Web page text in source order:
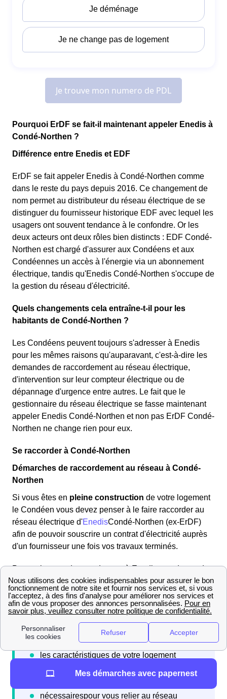
Pourquoi ErDF se fait-il maintenant appeler Enedis à
Condé-Northen ?
Différence entre Enedis et EDF
ErDF se fait appeler Enedis à Condé-Northen comme
dans le reste du pays depuis 2016. Ce changement de
nom permet au distributeur du réseau électrique de se
distinguer du fournisseur historique EDF avec lequel les
usagers ont souvent tendance à le confondre. Or les
deux acteurs ont deux rôles bien distincts : EDF Condé-
Northen est chargé d'assurer aux Condéens et aux
Condéennes un accès à l'énergie via un abonnement
électrique, tandis qu'Enedis Condé-Northen s'occupe de
la gestion du réseau d'électricité.
Quels changements cela entraîne-t-il pour les
habitants de Condé-Northen ?
Les Condéens peuvent toujours s'adresser à Enedis
pour les mêmes raisons qu'auparavant, c'est-à-dire les
demandes de raccordement au réseau électrique,
d'intervention sur leur compteur électrique ou de
dépannage d'urgence entre autres. Le fait que le
gestionnaire du réseau électrique se fasse maintenant
appeler Enedis Condé-Northen et non pas ErDF Condé-
Northen ne change rien pour eux.
Se raccorder à Condé-Northen
Démarches de raccordement au réseau à Condé-
Northen
Si vous êtes en pleine construction de votre logement
le Condéen vous devez penser à le faire raccorder au
réseau électrique d'EnedisCondé-Northen (ex-ErDF)
afin de pouvoir souscrire un contrat d'électricité auprès
d'un fournisseur une fois vos travaux terminés.
Pour cela vous devez adresser à Enedis une demande
de raccordement en vous rendant sur son site internet et
en constituant un dossier.
Mes démarches avec papernest